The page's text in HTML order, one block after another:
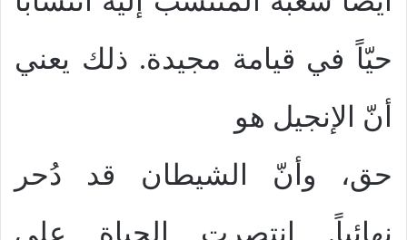
حيّاً في قيامة مجيدة. ذلك يعني
أنّ الإنجيل هو
حق، وأنّ الشيطان قد دُحر
نهائياً. انتصرت الحياة على